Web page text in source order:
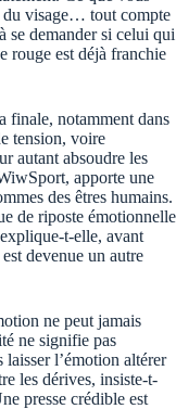
du visage… tout compte
se demander si celui qui
rouge est déjà franchie
finale, notamment dans
tension, voire
autant absoudre les
apporte une
des êtres humains.
de riposte émotionnelle
t-elle, avant
devenue un autre
ne peut jamais
ne signifie pas
laisser l’émotion altérer
les dérives, insiste-t-
presse crédible est